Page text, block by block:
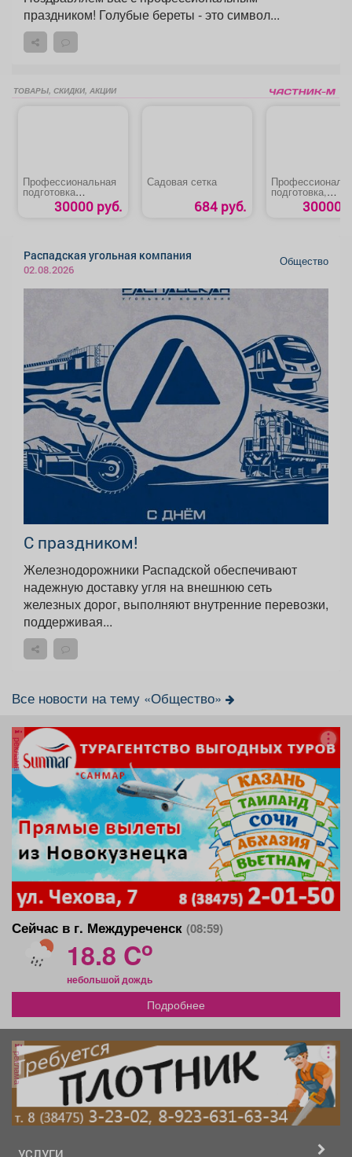
праздником! Голубые береты - это символ...
ТОВАРЫ, СКИДКИ, АКЦИИ
Профессиональная
подготовка
«Водитель
погрузчика»30000 руб.
Садовая сетка
684 руб.
подготовка,
переподготовка,
повышение
30000
Распадская угольная компания
02.08.2026
Общество
С праздником!
Железнодорожники Распадской обеспечивают
надежную доставку угля на внешнюю сеть
железных дорог, выполняют внутренние перевозки,
поддерживая...
Все новости на тему «Общество»
реклама
Сейчас в г. Междуреченск (08:59)
18.8 Co
небольшой дождь
Подробнее
реклама